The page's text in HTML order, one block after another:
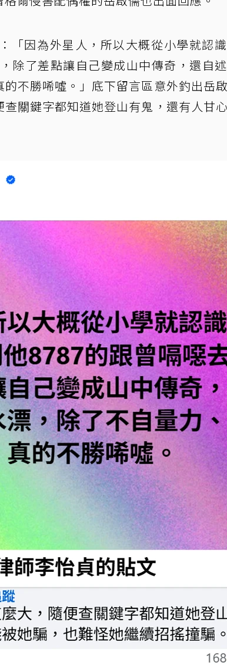
「因為外星人，所以大概從小學就認識
除了差點讓自己變成山中傳奇，還自
不勝唏噓。」底下留言區意外釣出岳
查關鍵字都知道她登山有鬼，還有人甘